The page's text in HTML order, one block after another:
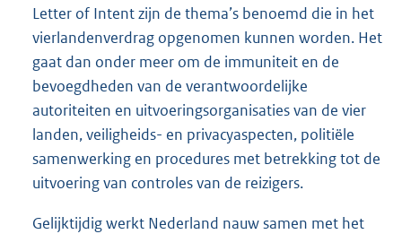
Letter of Intent zijn de thema’s benoemd die in het
vierlandenverdrag opgenomen kunnen worden. Het
gaat dan onder meer om de immuniteit en de
bevoegdheden van de verantwoordelijke
autoriteiten en uitvoeringsorganisaties van de vier
landen, veiligheids- en privacyaspecten, politiële
samenwerking en procedures met betrekking tot de
uitvoering van controles van de reizigers.
Gelijktijdig werkt Nederland nauw samen met het